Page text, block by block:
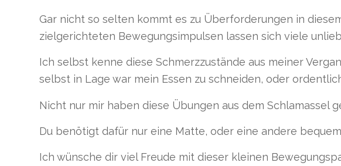
Gar nicht so selten kommt es zu Überforderungen in
zielgerichteten Bewegungsimpulsen lassen sich viele
Ich selbst kenne diese Schmerzzustände aus meiner
selbst in Lage war mein Essen zu schneiden, oder
Nicht nur mir haben diese Übungen aus dem Schlamassel
Du benötigt dafür nur eine Matte, oder eine andere
Ich wünsche dir viel Freude mit dieser kleinen